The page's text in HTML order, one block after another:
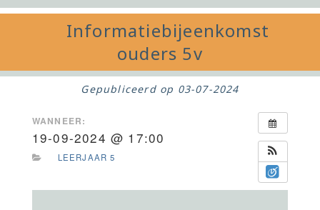
Informatiebijeenkomst
ouders 5v
Gepubliceerd op 03-07-2024
WANNEER:
19-09-2024 @ 17:00
LEERJAAR 5